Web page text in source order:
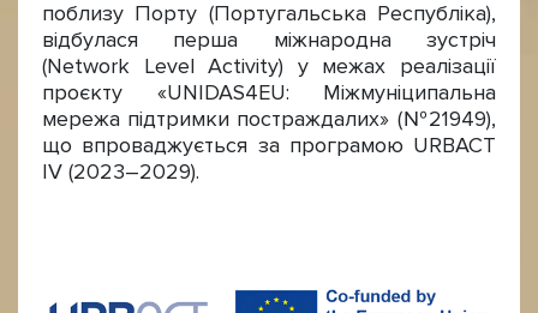
поблизу Порту (Португальська Республіка),
відбулася перша міжнародна зустріч
(Network Level Activity) у межах реалізації
проєкту «UNIDAS4EU: Міжмуніципальна
мережа підтримки постраждалих» (№21949),
що впроваджується за програмою URBACT
IV (2023–2029).